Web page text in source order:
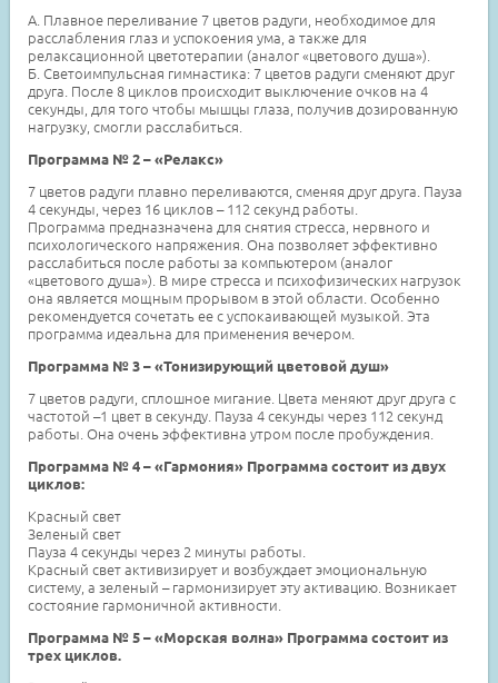
А. Плавное переливание 7 цветов радуги, необходимое для
расслабления глаз и успокоения ума, а также для
релаксационной цветотерапии (аналог «цветового душа»).
Б. Светоимпульсная гимнастика: 7 цветов радуги сменяют друг
друга. После 8 циклов происходит выключение очков на 4
секунды, для того чтобы мышцы глаза, получив дозированную
нагрузку, смогли расслабиться.
Программа № 2 – «Релакс»
7 цветов радуги плавно переливаются, сменяя друг друга. Пауза
4 секунды, через 16 циклов – 112 секунд работы.
Программа предназначена для снятия стресса, нервного и
психологического напряжения. Она позволяет эффективно
расслабиться после работы за компьютером (аналог
«цветового душа»). В мире стресса и психофизических нагрузок
она является мощным прорывом в этой области. Особенно
рекомендуется сочетать ее с успокаивающей музыкой. Эта
программа идеальна для применения вечером.
Программа № 3 – «Тонизирующий цветовой душ»
7 цветов радуги, сплошное мигание. Цвета меняют друг друга с
частотой –1 цвет в секунду. Пауза 4 секунды через 112 секунд
работы. Она очень эффективна утром после пробуждения.
Программа № 4 – «Гармония» Программа состоит из двух
циклов:
Красный cвет
Зеленый cвет
Пауза 4 секунды через 2 минуты работы.
Красный свет активизирует и возбуждает эмоциональную
систему, а зеленый – гармонизирует эту активацию. Возникает
состояние гармоничной активности.
Программа № 5 – «Морская волна» Программа состоит из
трех циклов.